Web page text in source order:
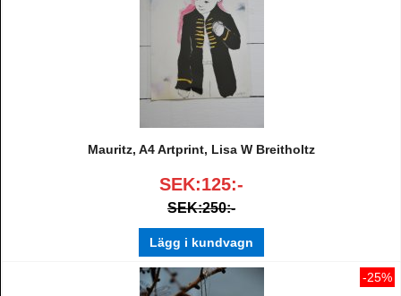
Mauritz, A4 Artprint, Lisa W Breitholtz
SEK:125:-
SEK:250:-
Lägg i kundvagn
-25%